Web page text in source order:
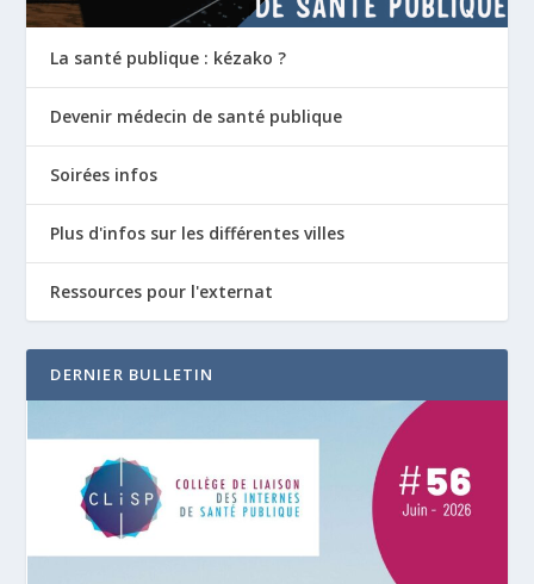
La santé publique : kézako ?
Devenir médecin de santé publique
Soirées infos
Plus d'infos sur les différentes villes
Ressources pour l'externat
DERNIER BULLETIN